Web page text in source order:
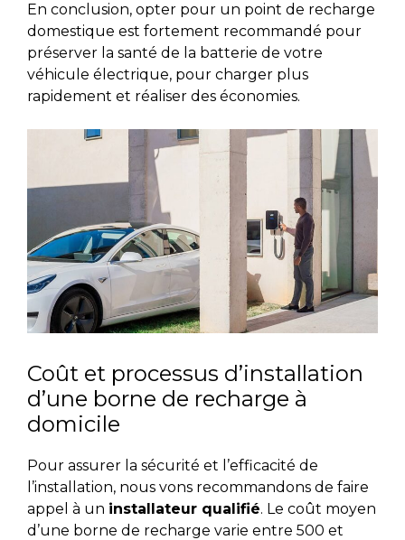
En conclusion, opter pour un point de recharge
domestique est fortement recommandé pour
préserver la santé de la batterie de votre
véhicule électrique, pour charger plus
rapidement et réaliser des économies.
Coût et processus d’installation
d’une borne de recharge à
domicile
Pour assurer la sécurité et l’efficacité de
l’installation, nous vons recommandons de faire
appel à un installateur qualifié. Le coût moyen
d’une borne de recharge varie entre 500 et